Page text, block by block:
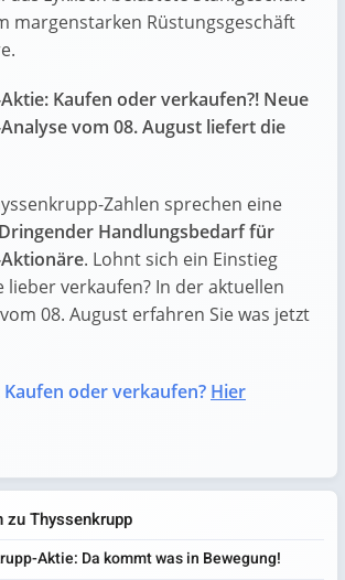
margenstarken Rüstungsgeschäft
Kaufen oder verkaufen?! Neue
vom 08. August liefert die
Zahlen sprechen eine
Dringender Handlungsbedarf für
. Lohnt sich ein Einstieg
lieber verkaufen? In der aktuellen
08. August erfahren Sie was jetzt
oder verkaufen? Hier
zu Thyssenkrupp
Aktie: Da kommt was in Bewegung!